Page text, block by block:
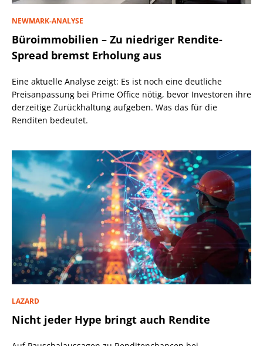
NEWMARK-ANALYSE
Büroimmobilien – Zu niedriger Rendite-
Spread bremst Erholung aus
Eine aktuelle Analyse zeigt: Es ist noch eine deutliche
Preisanpassung bei Prime Office nötig, bevor Investoren ihre
derzeitige Zurückhaltung aufgeben. Was das für die
Renditen bedeutet.
LAZARD
Nicht jeder Hype bringt auch Rendite